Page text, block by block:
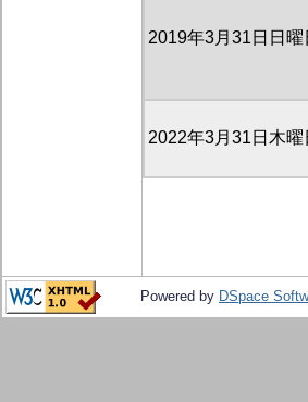
2019年3月31日日曜
2022年3月31日木曜
Powered by DSpace